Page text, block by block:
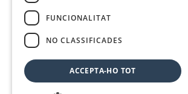
FUNCIONALITAT
NO CLASSIFICADES
ACCEPTA-HO TOT